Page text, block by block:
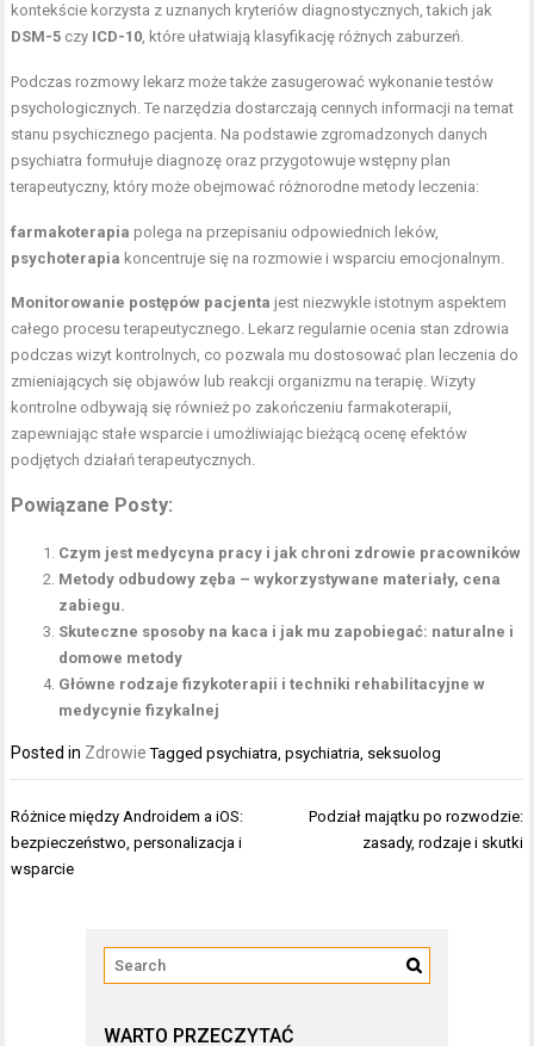
kontekście korzysta z uznanych kryteriów diagnostycznych, takich jak
DSM-5 czy ICD-10, które ułatwiają klasyfikację różnych zaburzeń.
Podczas rozmowy lekarz może także zasugerować wykonanie testów
psychologicznych. Te narzędzia dostarczają cennych informacji na temat
stanu psychicznego pacjenta. Na podstawie zgromadzonych danych
psychiatra formułuje diagnozę oraz przygotowuje wstępny plan
terapeutyczny, który może obejmować różnorodne metody leczenia:
farmakoterapia polega na przepisaniu odpowiednich leków,
psychoterapia koncentruje się na rozmowie i wsparciu emocjonalnym.
Monitorowanie postępów pacjenta jest niezwykle istotnym aspektem
całego procesu terapeutycznego. Lekarz regularnie ocenia stan zdrowia
podczas wizyt kontrolnych, co pozwala mu dostosować plan leczenia do
zmieniających się objawów lub reakcji organizmu na terapię. Wizyty
kontrolne odbywają się również po zakończeniu farmakoterapii,
zapewniając stałe wsparcie i umożliwiając bieżącą ocenę efektów
podjętych działań terapeutycznych.
Powiązane Posty:
Czym jest medycyna pracy i jak chroni zdrowie pracowników
Metody odbudowy zęba – wykorzystywane materiały, cena
zabiegu.
Skuteczne sposoby na kaca i jak mu zapobiegać: naturalne i
domowe metody
Główne rodzaje fizykoterapii i techniki rehabilitacyjne w
medycynie fizykalnej
Posted in Zdrowie Taggedpsychiatra,psychiatria, seksuolog
Nawigacja
wpisu
Różnice między Androidem a iOS:
bezpieczeństwo, personalizacja i
wsparcie
Podział majątku po rozwodzie:
zasady, rodzaje i skutki
WARTO PRZECZYTAĆ